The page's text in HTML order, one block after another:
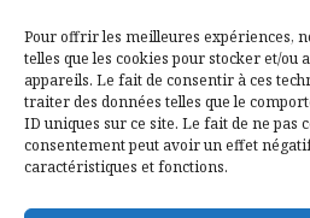
Pour offrir les meilleures expériences,
telles que les cookies pour stocker et/
appareils. Le fait de consentir à ces
traiter des données telles que le
ID uniques sur ce site. Le fait de ne
consentement peut avoir un effet
caractéristiques et fonctions.
Mentions légales
Politique de